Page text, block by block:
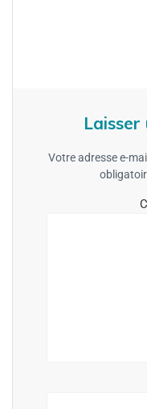
Votre adresse e-